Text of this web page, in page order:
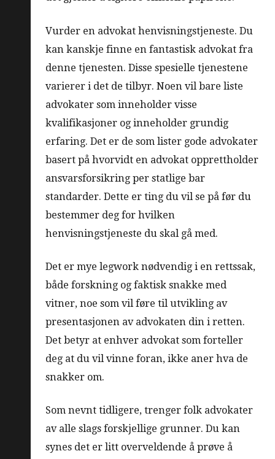
Vurder en advokat henvisningstjeneste. Du
kan kanskje finne en fantastisk advokat fra
denne tjenesten. Disse spesielle tjenestene
varierer i det de tilbyr. Noen vil bare liste
advokater som inneholder visse
kvalifikasjoner og inneholder grundig
erfaring. Det er de som lister gode advokater
basert på hvorvidt en advokat opprettholder
ansvarsforsikring per statlige bar
standarder. Dette er ting du vil se på før du
bestemmer deg for hvilken
henvisningstjeneste du skal gå med.
Det er mye legwork nødvendig i en rettssak,
både forskning og faktisk snakke med
vitner, noe som vil føre til utvikling av
presentasjonen av advokaten din i retten.
Det betyr at enhver advokat som forteller
deg at du vil vinne foran, ikke aner hva de
snakker om.
Som nevnt tidligere, trenger folk advokater
av alle slags forskjellige grunner. Du kan
synes det er litt overveldende å prøve å